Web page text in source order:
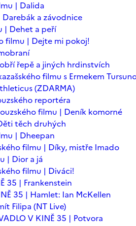
| Dalida
a závodnice
| Dehet a peří
filmu | Dejte mi pokoj!
řepě a jiných hrdinstvích
filmu s Ermekem
(ZDARMA)
reportéra
filmu | Deník komorné
těch druhých
| Dheepan
filmu | Díky, mistře Imado
| Dior a já
filmu | Diváci!
35 | Frankenstein
35 | Hamlet: Ian McKellen
Filipa (NT Live)
V KINĚ 35 | Potvora